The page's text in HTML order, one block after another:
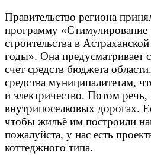
Правительство региона
программу
строительства в
годы». Она предусматривает
счет средств бюджета
средства муниципалитетам,
и электричество. Потом
внутрипоселковых дорогах.
чтобы жильё им построили
пожалуйста, у нас есть
коттеджного типа.